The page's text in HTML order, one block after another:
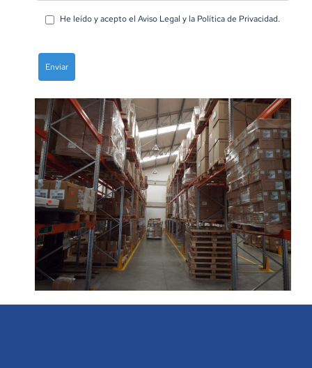
He leído y acepto el Aviso Legal y la Política de Privacidad.